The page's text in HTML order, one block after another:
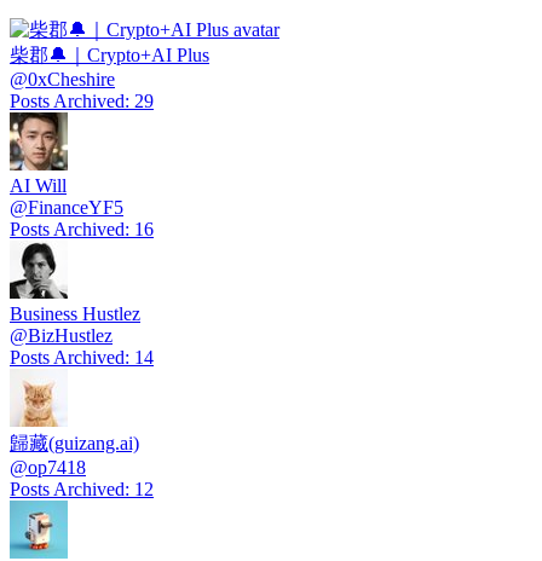
柴郡🔔｜Crypto+AI Plus
@0xCheshire
Posts Archived: 29
AI Will
@FinanceYF5
Posts Archived: 16
Business Hustlez
@BizHustlez
Posts Archived: 14
歸藏(guizang.ai)
@op7418
Posts Archived: 12